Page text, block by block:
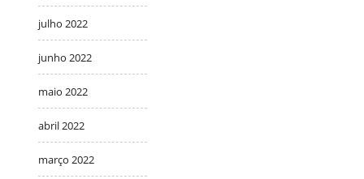
julho 2022
junho 2022
maio 2022
abril 2022
março 2022